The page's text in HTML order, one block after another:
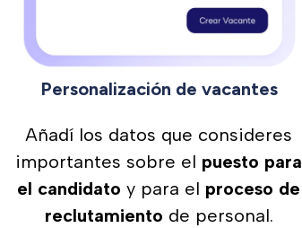
Personalización de vacantes
Añadí los datos que consideres
importantes sobre el puesto para
el candidato y para el proceso de
reclutamiento de personal.